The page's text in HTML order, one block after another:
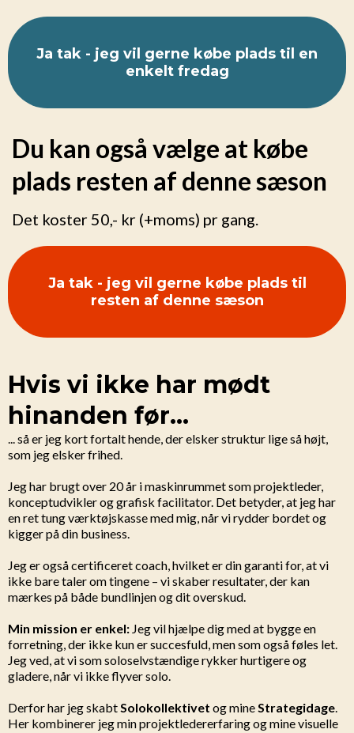
Ja tak - jeg vil gerne købe plads til en
enkelt fredag
Du kan også vælge at købe
plads resten af denne sæson
Det koster 50,- kr (+moms) pr gang.
Ja tak - jeg vil gerne købe plads til
resten af denne sæson
Hvis vi ikke har mødt
hinanden før...
... så er jeg kort fortalt hende, der elsker struktur lige så højt,
som jeg elsker frihed.
Jeg har brugt over 20 år i maskinrummet som projektleder,
konceptudvikler og grafisk facilitator. Det betyder, at jeg har
en ret tung værktøjskasse med mig, når vi rydder bordet og
kigger på din business.
Jeg er også certificeret coach, hvilket er din garanti for, at vi
ikke bare taler om tingene – vi skaber resultater, der kan
mærkes på både bundlinjen og dit overskud.
Min mission er enkel: Jeg vil hjælpe dig med at bygge en
forretning, der ikke kun er succesfuld, men som også føles let.
Jeg ved, at vi som soloselvstændige rykker hurtigere og
gladere, når vi ikke flyver solo.
Derfor har jeg skabtSolokollektivet og mineStrategidage.
Her kombinerer jeg min projektledererfaring og mine visuelle